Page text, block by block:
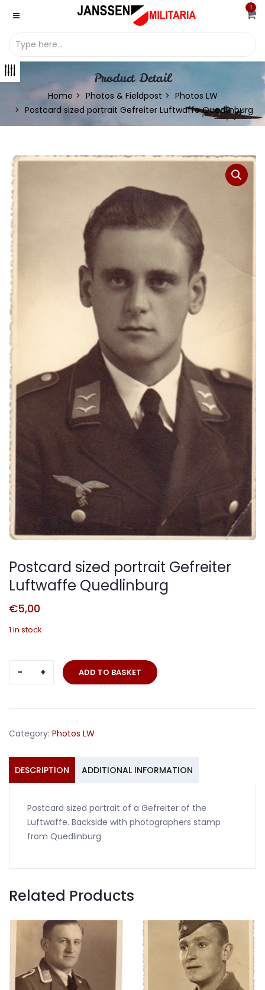
1
Product Detail
Home Photos & Fieldpost
Photos LW
Postcard sized portrait Gefreiter Luftwaffe Quedlinburg
Postcard sized portrait Gefreiter
Luftwaffe Quedlinburg
€5,00
1 in stock
Postcard
Quedlinburg
ADD TO BASKET
Category: Photos LW
DESCRIPTION ADDITIONAL INFORMATION
Postcard sized portrait of a Gefreiter of the
Luftwaffe. Backside with photographers stamp
from Quedlinburg
Related Products